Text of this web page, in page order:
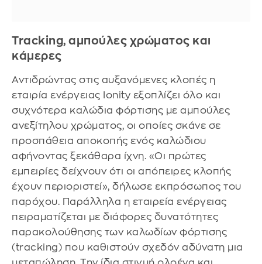
Tracking, αμπούλες χρώματος και
κάμερες
Αντιδρώντας στις αυξανόμενες κλοπές η
εταιρία ενέργειας Ionity εξοπλίζει όλο και
συχνότερα καλώδια φόρτισης με αμπούλες
ανεξίτηλου χρώματος, οι οποίες σκάνε σε
προσπάθεια αποκοπής ενός καλώδιου
αφήνοντας ξεκάθαρα ίχνη. «Οι πρώτες
εμπειρίες δείχνουν ότι οι απόπειρες κλοπής
έχουν περιοριστεί», δήλωσε εκπρόσωπος του
παρόχου. Παράλληλα η εταιρεία ενέργειας
πειραματίζεται με διάφορες δυνατότητες
παρακολούθησης των καλωδίων φόρτισης
(tracking) που καθιστούν σχεδόν αδύνατη μια